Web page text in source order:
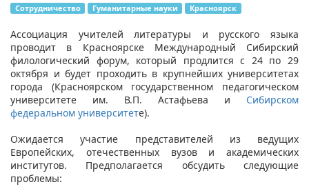
Сотрудничество Гуманитарные науки Красноярск
Ассоциация учителей литературы и русского языка
проводит в Красноярске Международный Сибирский
филологический форум, который продлится с 24 по 29
октября и будет проходить в крупнейших университетах
города (Красноярском государственном педагогическом
университете им. В.П. Астафьева и Сибирском
федеральном университете).
Ожидается участие представителей из ведущих
Европейских, отечественных вузов и академических
институтов. Предполагается обсудить следующие
проблемы: